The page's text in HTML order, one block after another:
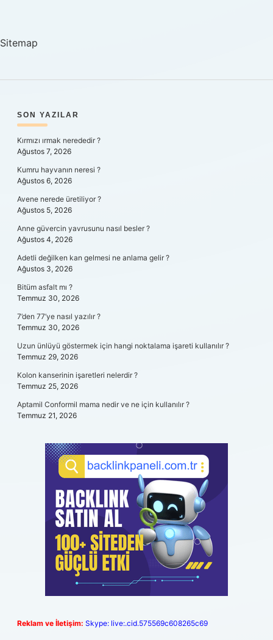
Sitemap
SIDEBAR
SON YAZILAR
Kırmızı ırmak nerededir ?
Ağustos 7, 2026
Kumru hayvanın neresi ?
Ağustos 6, 2026
Avene nerede üretiliyor ?
Ağustos 5, 2026
Anne güvercin yavrusunu nasıl besler ?
Ağustos 4, 2026
Adetli değilken kan gelmesi ne anlama gelir ?
Ağustos 3, 2026
Bitüm asfalt mı ?
Temmuz 30, 2026
7’den 77’ye nasıl yazılır ?
Temmuz 30, 2026
Uzun ünlüyü göstermek için hangi noktalama işareti kullanılır ?
Temmuz 29, 2026
Kolon kanserinin işaretleri nelerdir ?
Temmuz 25, 2026
Aptamil Conformil mama nedir ve ne için kullanılır ?
Temmuz 21, 2026
Reklam ve İletişim: Skype: live:.cid.575569c608265c69